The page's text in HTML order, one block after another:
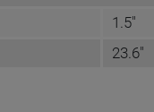
1.5"
23.6"